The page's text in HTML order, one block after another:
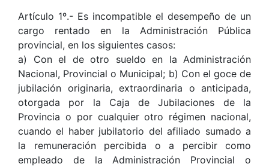
Artículo 1º.- Es incompatible el desempeño de un
cargo rentado en la Administración Pública
provincial, en los siguientes casos:
a) Con el de otro sueldo en la Administración
Nacional, Provincial o Municipal; b) Con el goce de
jubilación originaria, extraordinaria o anticipada,
otorgada por la Caja de Jubilaciones de la
Provincia o por cualquier otro régimen nacional,
cuando el haber jubilatorio del afiliado sumado a
la remuneración percibida o a percibir como
empleado de la Administración Provincial o